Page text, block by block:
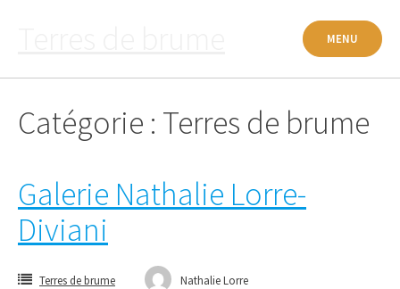
MENU
Catégorie : Terres de brume
Galerie Nathalie Lorre-
Diviani
Terres de brume
Nathalie Lorre